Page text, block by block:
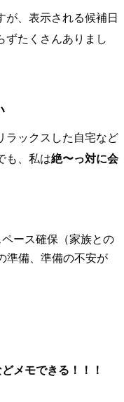
が、表示される候補日
ずたくさんありまし
ラックスした自宅など
も、私は絶〜っ対に会
ース確保（家族との
準備、準備の不安が
メモできる！！！